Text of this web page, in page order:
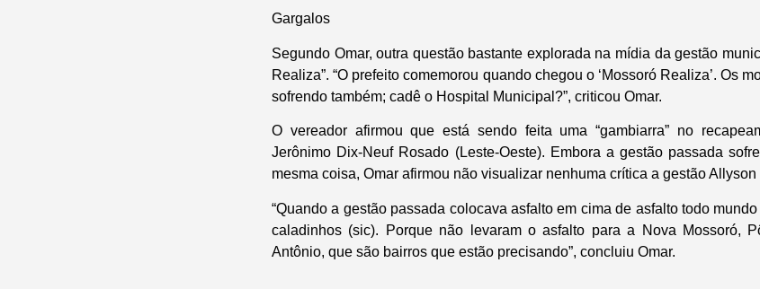
Gargalos
Segundo Omar, outra questão bastante explorada na mídia da gestão
Realiza”. “O prefeito comemorou quando chegou o ‘Mossoró Realiza’. Os
sofrendo também; cadê o Hospital Municipal?”, criticou Omar.
O vereador afirmou que está sendo feita uma “gambiarra” no
Jerônimo Dix-Neuf Rosado (Leste-Oeste). Embora a gestão passada
mesma coisa, Omar afirmou não visualizar nenhuma crítica a gestão
“Quando a gestão passada colocava asfalto em cima de asfalto todo
caladinhos (sic). Porque não levaram o asfalto para a Nova Mossoró,
Antônio, que são bairros que estão precisando”, concluiu Omar.